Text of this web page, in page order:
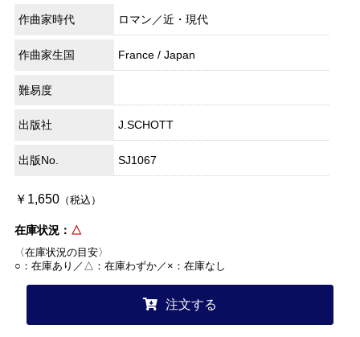
作曲家時代 ロマン／近・現代
作曲家生国 France / Japan
難易度
出版社 J.SCHOTT
出版No. SJ1067
￥1,650（税込）
在庫状況： △
〈在庫状況の目安〉
○：在庫あり／△：在庫わずか／×：在庫なし
注文する